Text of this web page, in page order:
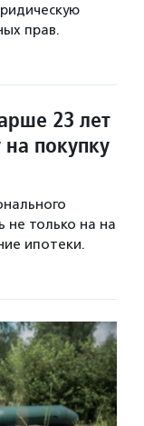
прав.
23 лет
на покупку
не только на на
ипотеки.